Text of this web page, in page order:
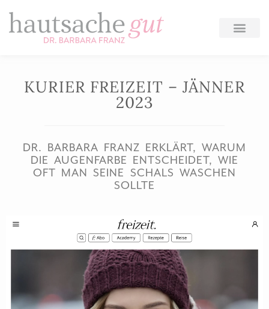
Zum
KURIER FREIZEIT – JÄNNER
2023
DR. BARBARA FRANZ ERKLÄRT, WARUM
DIE AUGENFARBE ENTSCHEIDET, WIE
OFT MAN SEINE SCHALS WASCHEN
SOLLTE